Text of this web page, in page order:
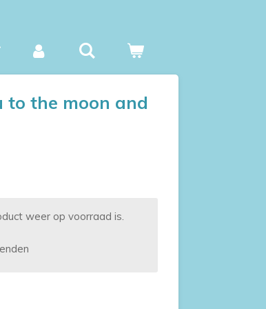
to the moon and
weer op voorraad is.